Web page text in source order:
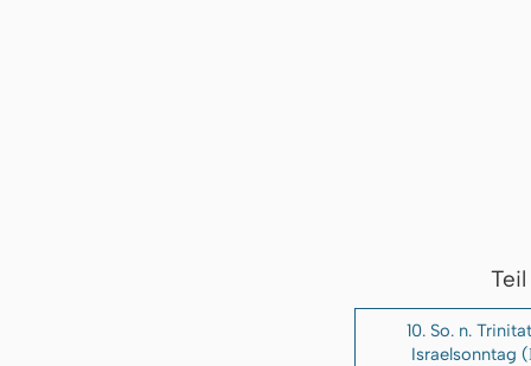
10. So. n.
Israelsonntag (